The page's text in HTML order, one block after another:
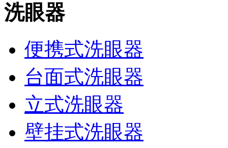
洗眼器
便携式洗眼器
台面式洗眼器
立式洗眼器
壁挂式洗眼器